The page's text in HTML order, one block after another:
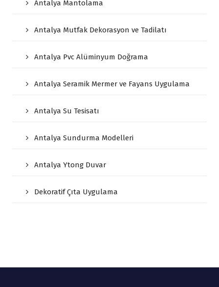
Antalya Mantolama
Antalya Mutfak Dekorasyon ve Tadilatı
Antalya Pvc Alüminyum Doğrama
Antalya Seramik Mermer ve Fayans Uygulama
Antalya Su Tesisatı
Antalya Sundurma Modelleri
Antalya Ytong Duvar
Dekoratif Çıta Uygulama